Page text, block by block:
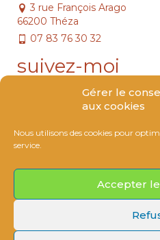
Gérer le
aux cookies
Nous utilisons des cookies pour
service.
Accepter
3 rue François Arago
66200 Théza
07 83 76 30 32
suivez-moi
Contact